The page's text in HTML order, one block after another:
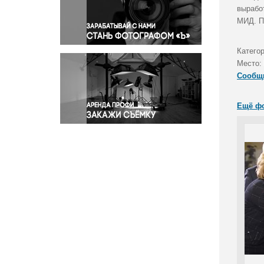
Правосудие
Происшествия и конфликты
Религия
Светская жизнь
Спорт
Экология
Экономика и бизнес
МИД.
Место:
Ещё